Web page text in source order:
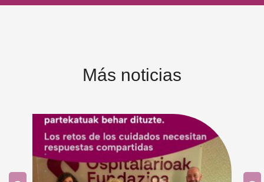
Más noticias